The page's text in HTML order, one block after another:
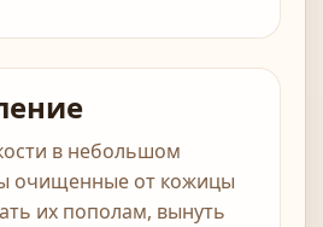
в небольшом
очищенные от кожицы
их пополам, вынуть